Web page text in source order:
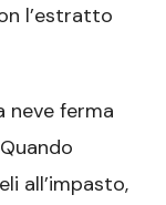
l’estratto
neve ferma
all’impasto,